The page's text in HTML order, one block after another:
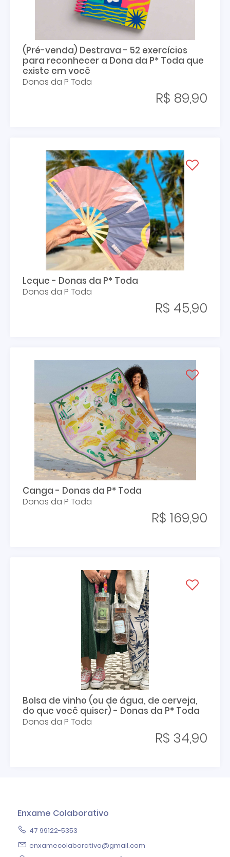
(Pré-venda) Destrava - 52 exercícios
para reconhecer a Dona da P* Toda que
existe em você
Donas da P Toda
R$ 89,90
Leque - Donas da P* Toda
Donas da P Toda
R$ 45,90
Canga - Donas da P* Toda
Donas da P Toda
R$ 169,90
Bolsa de vinho (ou de água, de cerveja,
do que você quiser) - Donas da P* Toda
Donas da P Toda
R$ 34,90
Enxame Colaborativo
47 99122-5353
enxamecolaborativo@gmail.com